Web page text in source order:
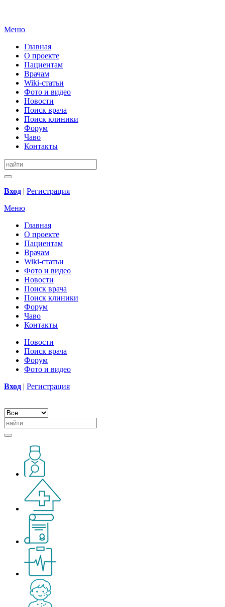
Меню
Главная
О проекте
Пациентам
Врачам
Wiki-статьи
Фото и видео
Новости
Поиск врача
Поиск клиники
Форум
Чаво
Контакты
Вход | Регистрация
Меню
Главная
О проекте
Пациентам
Врачам
Wiki-статьи
Фото и видео
Новости
Поиск врача
Поиск клиники
Форум
Чаво
Контакты
Новости
Поиск врача
Форум
Фото и видео
Вход | Регистрация